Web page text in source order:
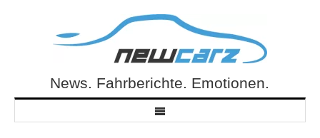
NewCarz.deNews. Fahrberichte. Emotionen.